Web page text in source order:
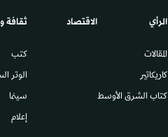
الرأي
المقالات
كاريكاتير
كتاب الشرق الأوسط
الاقتصاد ثقافة
كتب
الوتر
سينما
إعلام